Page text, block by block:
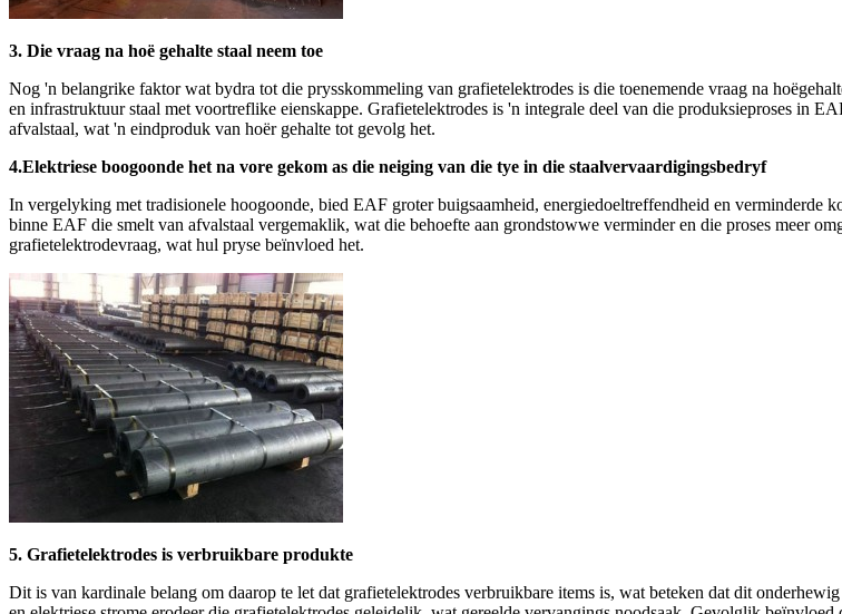
3. Die vraag na hoë gehalte staal neem toe
Nog 'n belangrike faktor wat bydra tot die prysskommeling van grafietelektrodes is die toenemende vraag na
en infrastruktuur staal met voortreflike eienskappe. Grafietelektrodes is 'n integrale deel van die produksieproses in
afvalstaal, wat 'n eindproduk van hoër gehalte tot gevolg het.
4.Elektriese boogoonde het na vore gekom as die neiging van die tye in die staalvervaardigingsbedryf
In vergelyking met tradisionele hoogoonde, bied EAF groter buigsaamheid, energiedoeltreffendheid en verminderde
binne EAF die smelt van afvalstaal vergemaklik, wat die behoefte aan grondstowwe verminder en die proses meer
grafietelektrodevraag, wat hul pryse beïnvloed het.
5. Grafietelektrodes is verbruikbare produkte
Dit is van kardinale belang om daarop te let dat grafietelektrodes verbruikbare items is, wat beteken dat dit